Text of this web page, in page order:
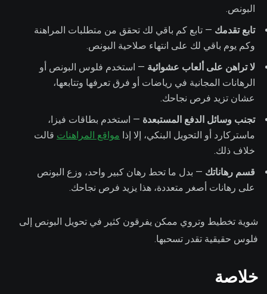
البونص.
تابع تقدمك — تابع كم باقي لك تحقق من متطلبات المراهنة
وكم يوم باقي لك على انتهاء صلاحية البونص.
لا تراهن على ألعاب عشوائية — استخدم فلوس البونص أو
الرهانات المجانية في رياضات أو فرق تعرفها وتتابعها،
عشان تزيد فرص نجاحك.
تجنب وسائل الدفع المستبعدة — استخدم بطاقات فيزا،
ماستركارد أو التحويل البنكي، إلا إذا مواقع المراهنات قالت
خلاف ذلك.
قسم رهاناتك — بدل ما تحط رهان كبير واحد، وزع البونص
على رهانات أصغر متعددة، هذا يزيد فرص نجاحك.
شوية تخطيط وتروي ممكن يفرقون كثير في تحويل البونص إلى
فلوس حقيقية تقدر تسحبها.
خلاصة